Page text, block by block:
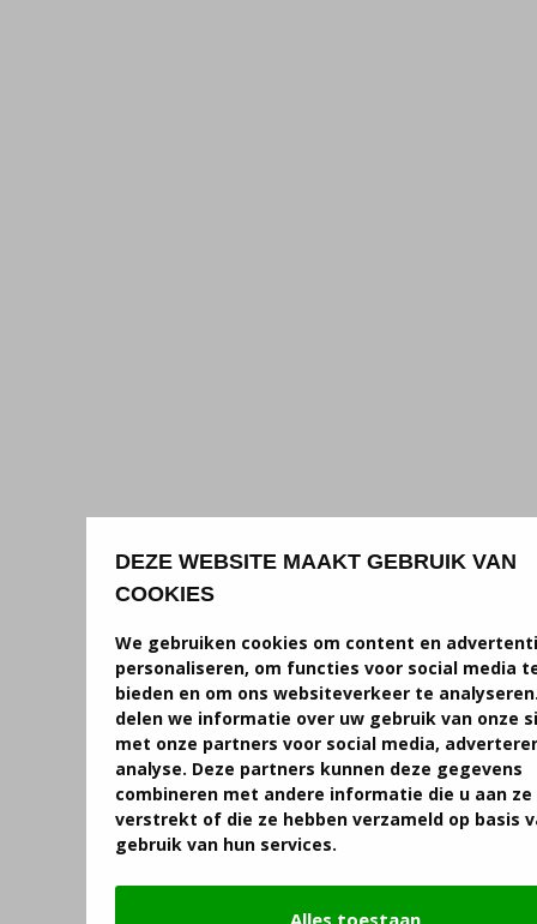
DEZE WEBSITE MAAKT GEBRUIK VAN
COOKIES
We gebruiken cookies om content en
personaliseren, om functies voor social media
bieden en om ons websiteverkeer te
delen we informatie over uw gebruik van onze
met onze partners voor social media,
analyse. Deze partners kunnen deze gegevens
combineren met andere informatie die u aan
verstrekt of die ze hebben verzameld op basis
gebruik van hun services.
Alles toestaan